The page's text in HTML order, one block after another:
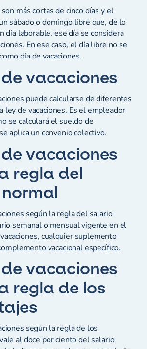
más cortas de cinco días y el
sábado o domingo libre que, de lo
día laborable, ese día se considera
En ese caso, el día libre no se
día de vacaciones.
vacaciones
puede calcularse de diferentes
ley de vacaciones. Es el empleador
se calculará el sueldo de
aplica un convenio colectivo.
vacaciones
regla del
según la regla del salario
semanal o mensual vigente en el
cualquier suplemento
vacacional específico.
vacaciones
regla de los
según la regla de los
al doce por ciento del salario